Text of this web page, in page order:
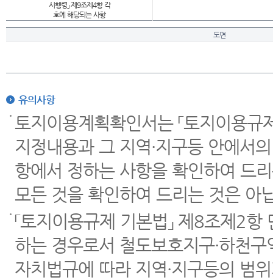
시행령」 제9조제4항 각
호에 해당되는 사항
도면
유의사항
토지이용계획확인서는 「토지이용
지정내용과 그 지역·지구등 안에서
항에서 정하는 사항을 확인하여 드
모든 것을 확인하여 드리는 것은 아
「토지이용규제 기본법」 제8조제2
하는 경우로서 철도보호지구·하천
자치법규에 따라 지역·지구등의 범